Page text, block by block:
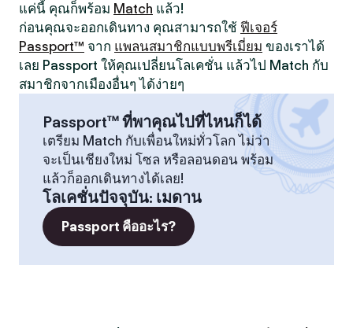
แค่นี้ คุณก็พร้อม Match แล้ว!
ก่อนคุณจะออกเดินทาง คุณสามารถใช้ ฟีเจอร์
Passport™ จาก แพลนสมาชิกแบบพรีเมี่ยม ของเราได้
เลย Passport ให้คุณเปลี่ยนโลเคชั่น แล้วไป Match กับ
สมาชิกจากเมืองอื่นๆ ได้ง่ายๆ
Passport™ ที่พาคุณไปที่ไหนก็ได้
เตรียม Match กับเพื่อนใหม่ทั่วโลก ไม่ว่า
จะเป็นเชียงใหม่ โซล หรือลอนดอน พร้อม
แล้วก็ออกเดินทางได้เลย!
โลเคชั่นปัจจุบัน: เมดาน
Passport คืออะไร?